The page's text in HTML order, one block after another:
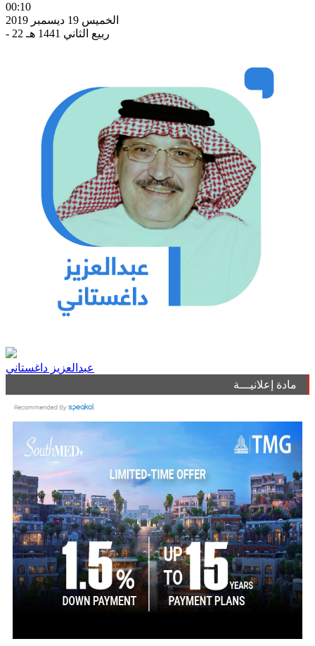
00:10
الخميس 19 ديسمبر 2019
- 22 ربيع الثاني 1441 هـ
عبدالعزيز داغستاني
مادة إعلانيـــة